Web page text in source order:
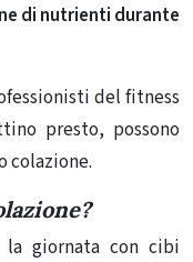
di nutrienti durante
del fitness
presto, possono
colazione.
giornata con cibi